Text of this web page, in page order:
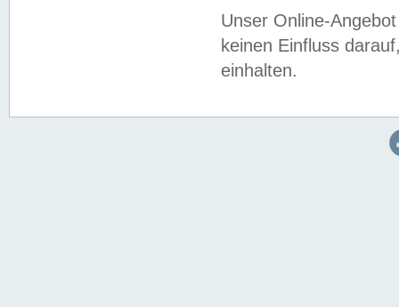
Unser Online-
keinen Einfluss
einhalten.